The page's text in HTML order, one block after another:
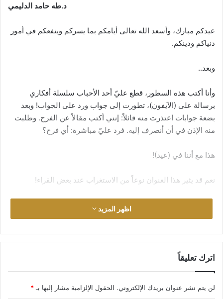
د.طه حامد الدليمي
عيدكم مبارك، وأسعد الله تعالى أيامكم بما يسركم وينفعكم في أمور
دنياكم ودينكم.
وبعد..
وأنا أكتب هذه السطور، قطع عليّ أحد الأحباب سلسلة أفكاري
برسالة على (الآيفون)، تطورت إلى جواب ورد على الجواب! وبعد
بضعة جوابات اعتذرت منه قائلاً: إنني أكتب مقالاً عن الفرح. وطلبت
منه الإذن في أن أنصرف إليه. فرد عليّ مباشرة: أي فرح؟
هذا مع أننا في (عيد)!
نعم قد يثير هذا العنوان نوعاً من الاستغراب عند بعض القراء!
ويشردون في أصقاع الأرض؟!
اظهر المزيد
اترك تعليقاً
لن يتم نشر عنوان بريدك الإلكتروني. الحقول الإلزامية مشار إليها بـ *